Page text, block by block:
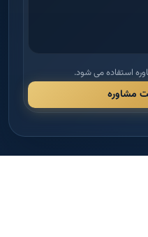
استفاده می شود.
مشاوره